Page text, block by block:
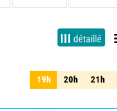
détaillé
19h 20h 21h
19h 20h 21h